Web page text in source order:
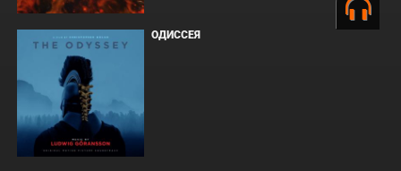
ОДИССЕЯ